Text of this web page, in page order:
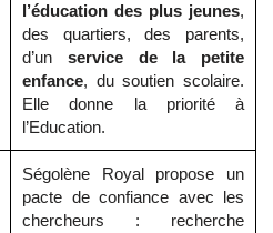
l’éducation des plus jeunes,
des quartiers, des parents,
d’un service de la petite
enfance, du soutien scolaire.
Elle donne la priorité à
l’Education.
Ségolène Royal propose un
pacte de confiance avec les
chercheurs : recherche